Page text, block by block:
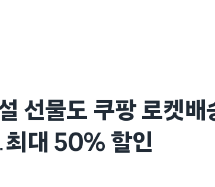
선물도 쿠팡 로켓배
대 50% 할인